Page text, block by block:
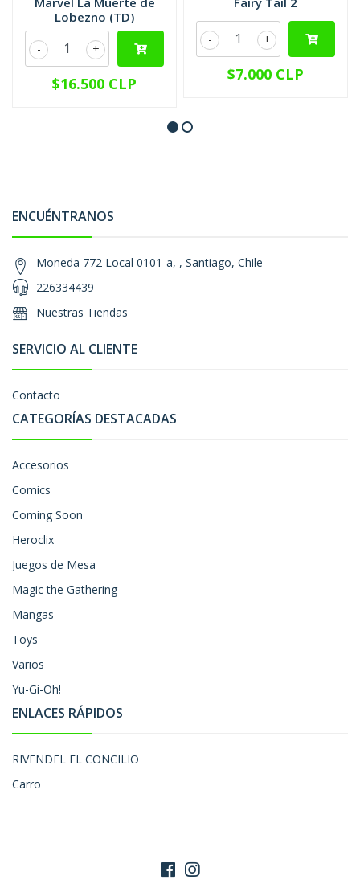
Lobezno (TD)
+
-
$16.500 CLP
+
-
$7.000 CLP
ENCUÉNTRANOS
Moneda 772 Local 0101-a, , Santiago, Chile
226334439
Nuestras Tiendas
SERVICIO AL CLIENTE
Contacto
CATEGORÍAS DESTACADAS
Accesorios
Comics
Coming Soon
Heroclix
Juegos de Mesa
Magic the Gathering
Mangas
Toys
Varios
Yu-Gi-Oh!
ENLACES RÁPIDOS
RIVENDEL EL CONCILIO
Carro